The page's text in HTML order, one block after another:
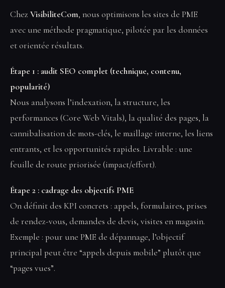
Chez VisibiliteCom, nous optimisons les sites de PME
avec une méthode pragmatique, pilotée par les données
et orientée résultats.
Étape 1 : audit SEO complet (technique, contenu,
popularité)
Nous analysons l’indexation, la structure, les
performances (Core Web Vitals), la qualité des pages, la
cannibalisation de mots-clés, le maillage interne, les liens
entrants, et les opportunités rapides. Livrable : une
feuille de route priorisée (impact/effort).
Étape 2 : cadrage des objectifs PME
On définit des KPI concrets : appels, formulaires, prises
de rendez-vous, demandes de devis, visites en magasin.
Exemple : pour une PME de dépannage, l’objectif
principal peut être “appels depuis mobile” plutôt que
“pages vues”.